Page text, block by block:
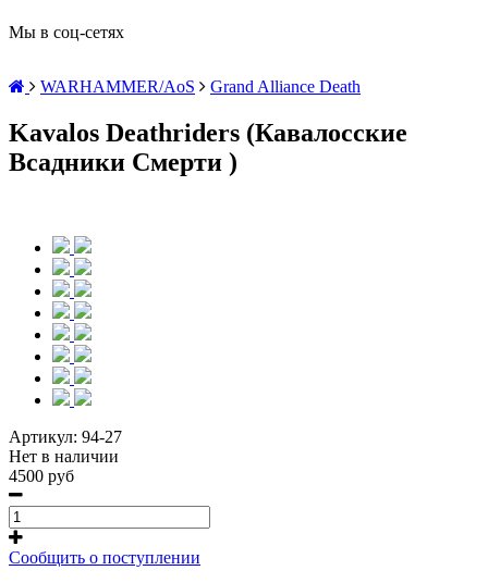
Мы в соц-сетях
WARHAMMER/AoS Grand Alliance Death
Kavalos Deathriders (Кавалосские
Всадники Смерти )
Артикул: 94-27
Нет в наличии
4500 руб
Сообщить о поступлении